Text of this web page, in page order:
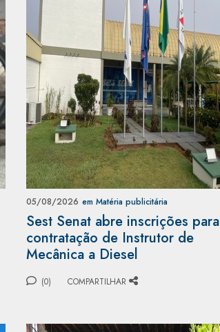
05/08/2026 em Matéria publicitária
Sest Senat abre inscrições para
contratação de Instrutor de
Mecânica a Diesel
(0) COMPARTILHAR